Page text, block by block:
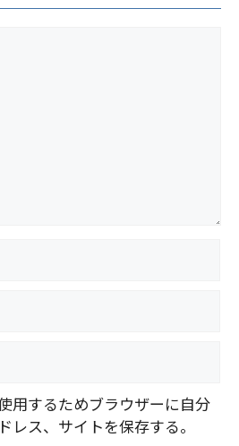
用するためブラウザーに自分
レス、サイトを保存する。